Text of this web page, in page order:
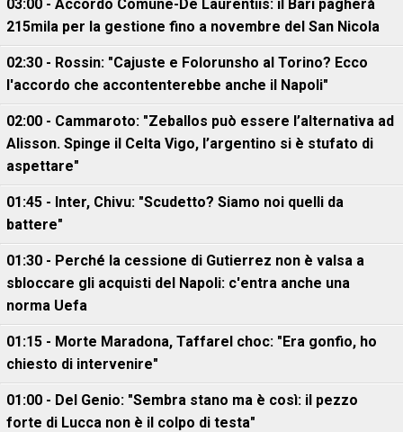
03:00 - Accordo Comune-De Laurentiis: il Bari pagherà
215mila per la gestione fino a novembre del San Nicola
02:30 - Rossin: "Cajuste e Folorunsho al Torino? Ecco
l'accordo che accontenterebbe anche il Napoli"
02:00 - Cammaroto: "Zeballos può essere l’alternativa ad
Alisson. Spinge il Celta Vigo, l’argentino si è stufato di
aspettare"
01:45 - Inter, Chivu: "Scudetto? Siamo noi quelli da
battere"
01:30 - Perché la cessione di Gutierrez non è valsa a
sbloccare gli acquisti del Napoli: c'entra anche una
norma Uefa
01:15 - Morte Maradona, Taffarel choc: "Era gonfio, ho
chiesto di intervenire"
01:00 - Del Genio: "Sembra stano ma è così: il pezzo
forte di Lucca non è il colpo di testa"